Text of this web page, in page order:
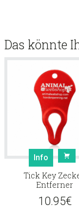
Das könnte
Info
Tick Key
Entferner
10.95€